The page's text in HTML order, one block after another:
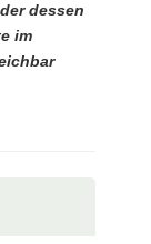
dessen
im